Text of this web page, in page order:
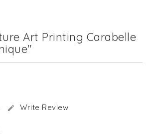
Art Printing Carabelle
 Write Review